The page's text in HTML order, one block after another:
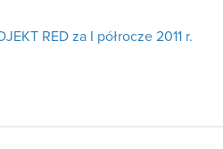
RED za I półrocze 2011 r.